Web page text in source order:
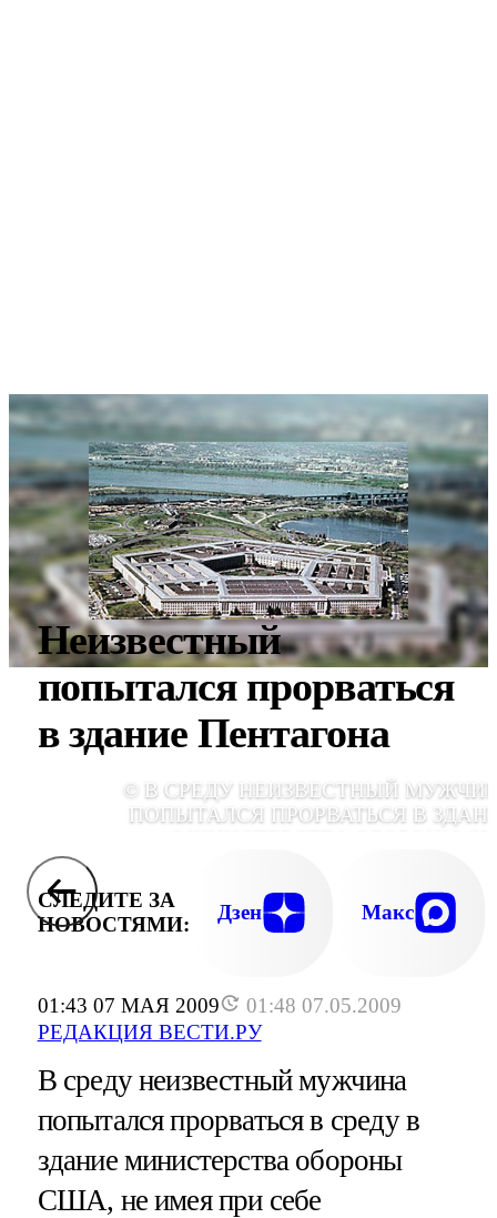
01:43 07 МАЯ 2009
01:48 07.05.2009
РЕДАКЦИЯ ВЕСТИ.РУ
Неизвестный
попытался прорваться
в здание Пентагона
© В СРЕДУ НЕИЗВЕСТНЫЙ
ПОПЫТАЛСЯ ПРОРВАТЬСЯ В
СЛЕДИТЕ ЗА
НОВОСТЯМИ:
Дзен Макс
В среду неизвестный мужчина
попытался прорваться в среду в
здание министерства обороны
США, не имея при себе